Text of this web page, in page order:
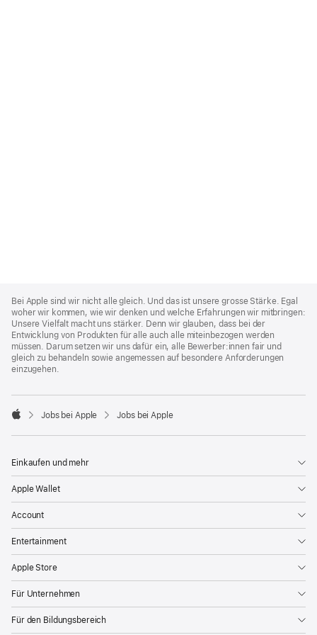
Footer
Bei Apple sind wir nicht alle gleich. Und das ist unsere grosse Stärke. Egal
woher wir kommen, wie wir denken und welche Erfahrungen wir mitbringen:
Unsere Vielfalt macht uns stärker. Denn wir glauben, dass bei der
Entwicklung von Produkten für alle auch alle miteinbezogen werden
müssen. Darum setzen wir uns dafür ein, alle Bewerber:innen fair und
gleich zu behandeln sowie angemessen auf besondere Anforderungen
einzugehen.

Jobs bei Apple Jobs bei Apple
Einkaufen und mehr
Apple Wallet
Account
Entertainment
Apple Store
Für Unternehmen
Für den Bildungsbereich